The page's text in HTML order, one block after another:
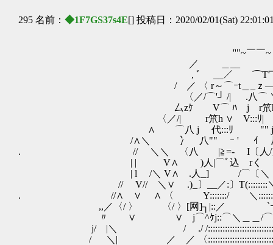
295 名前： ◆1F7GS37s4E[] 投稿日：2020/02/01(Sat)
''"~￣￣~｀`丶、
／ ＿__ У///
, ﾞ __／ ⌒T冖￢く
/ ／ 〈 r～⌒ｰt＿_ｚ
〈／/⌒'┘ /| .八⌒ ＼
厶zｹ V⌒ ﾊ j r笊h ∨
〈／/| r笊h ∨ V:::ﾘ| | |//{
∧ ⌒八 j 代:::ﾘ "" j从
/∧＼ 冫 八"" ｰ ' ｲ 从厂
. // ＼＼ 〈八 |≧=- I〔人/}∧八 ＼
| | V∧ )人|⌒ﾞ込 rく ∨}
| l /＼ V∧ .人_] /⌒〔＼
// V// ＼∨ .)_〕__／:〕T(::::::::＼)_〕
. //∧ ∨ ∧ 〈 Y:::::::/ ＼::::::::|
,,／〈/ 〉 〈/ 〉[网]┐|::／ `ｰ
〃 ∨ ∨ j⌒^ｹj::⌒＼＿＿/⌒厂
j/ |＼ / ./ /
/ ＼| ／ ／ 〈